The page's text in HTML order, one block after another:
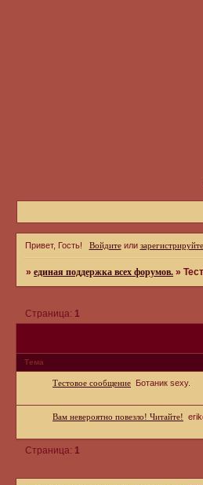
Привет, Гость! Войдитеили
»единая поддержка всех форумов. »
Страница: 1
Тема
Тестовое сообщение Ботаник sexy.
Вам невероятно повезло! Читайте!
Страница: 1